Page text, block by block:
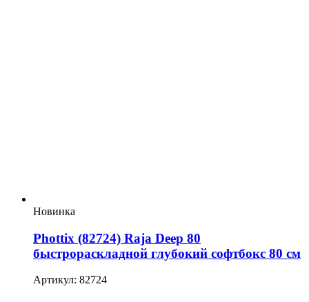
Новинка
Phottix (82724) Raja Deep 80
быстрораскладной глубокий софтбокс 80 см
Артикул: 82724